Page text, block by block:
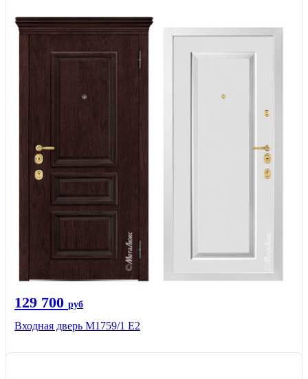
129 700 руб
Входная дверь М1759/1 Е2